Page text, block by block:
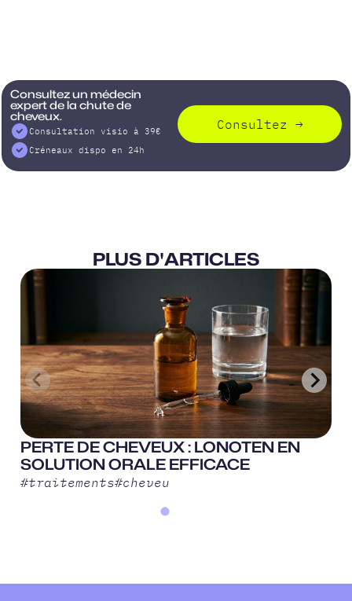
Consultez un médecin
expert de la chute de
cheveux.
Consultation visio à 39€
Créneaux dispo en 24h
Consultez →
PLUS D'ARTICLES
PERTE DE CHEVEUX : LONOTEN EN
SOLUTION ORALE EFFICACE
#traitements#cheveu